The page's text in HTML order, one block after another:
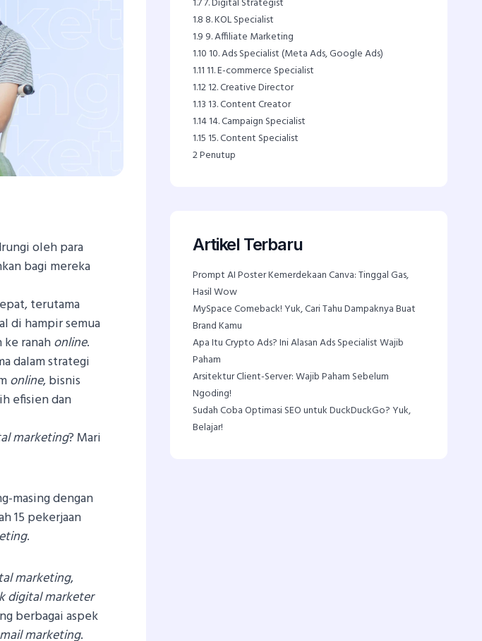
oleh para
bagi mereka
terutama
di hampir semua
ranahonline.
dalam strategi
online, bisnis
efisien dan
marketing? Mari
masing dengan
15 pekerjaan
.
marketing,
digital marketer
berbagai aspek
marketing.
1.8 8. KOL Specialist
1.9 9. Affiliate Marketing
1.1010. Ads Specialist (Meta Ads, Google Ads)
1.1111. E-commerce Specialist
1.1212. Creative Director
1.1313. Content Creator
1.1414. Campaign Specialist
1.1515. Content Specialist
2Penutup
Artikel Terbaru
Prompt AI Poster Kemerdekaan Canva: Tinggal Gas,
Hasil Wow
MySpace Comeback! Yuk, Cari Tahu Dampaknya Buat
Brand Kamu
Apa Itu Crypto Ads? Ini Alasan Ads Specialist Wajib
Paham
Arsitektur Client-Server: Wajib Paham Sebelum
Ngoding!
Sudah Coba Optimasi SEO untuk DuckDuckGo? Yuk,
Belajar!